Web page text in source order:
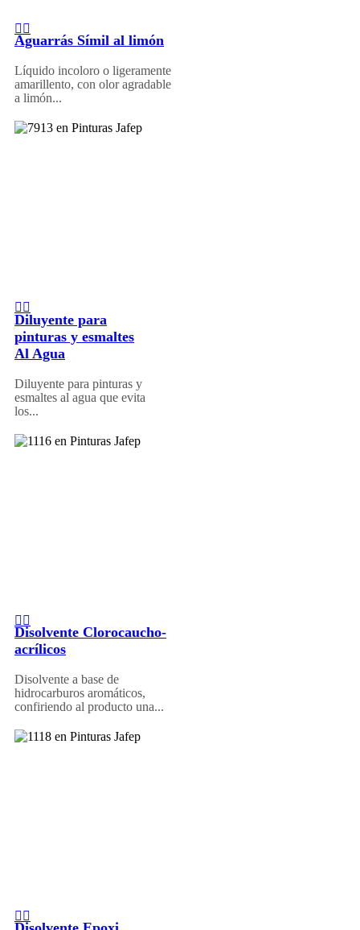
Aguarrás Símil al limón
Líquido incoloro o ligeramente
amarillento, con olor agradable
a limón...
Diluyente para
pinturas y esmaltes
Al Agua
Diluyente para pinturas y
esmaltes al agua que evita
los...
Disolvente Clorocaucho-
acrílicos
Disolvente a base de
hidrocarburos aromáticos,
confiriendo al producto una...